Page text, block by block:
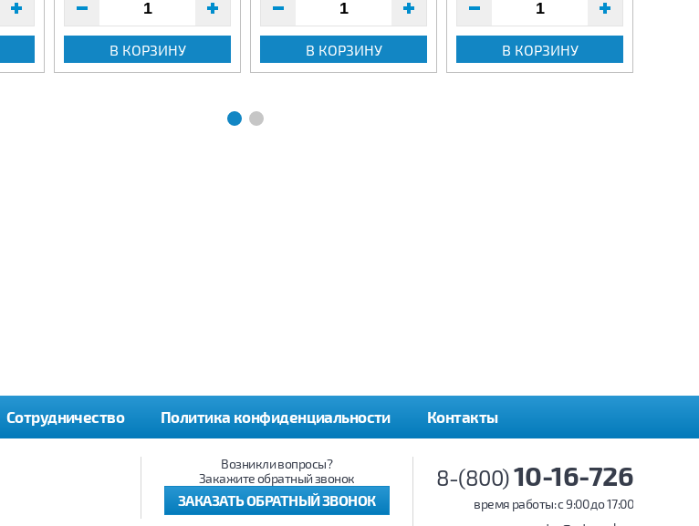
В КОРЗИНУ В КОРЗИНУ В КОРЗИНУ
Сотрудничество Политика конфиденциальности Контакты
8-(800)10-16-726
время работы: c 9:00 до 17:00
Возникли вопросы?
Закажите обратный звонок
ЗАКАЗАТЬ ОБРАТНЫЙ ЗВОНОК